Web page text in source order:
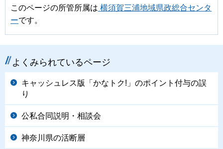
このページの所管所属は 横須賀三浦地域県政総合センタ
ーです。
よくみられているページ
キャッシュレス版「かなトク!」のポイント付与の誤
り
公私合同説明・相談会
神奈川県の活断層